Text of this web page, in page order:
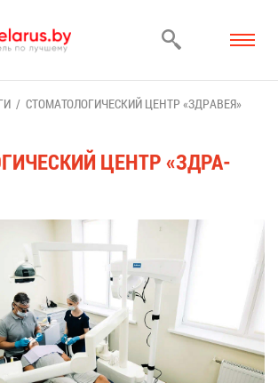
СТО­МА­ТО­ЛО­ГИ­ЧЕ­СКИЙ ЦЕНТР «ЗДРА­ВЕЯ»
ЦЕНТР «ЗДРА­